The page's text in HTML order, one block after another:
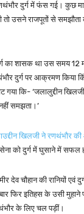
दुर्ग में फंस गई। कुछ
तो उसने राजपूतों से
का शासक था उस समय 12
दुर्ग पर आक्रमण किया
गया कि- ‘जलालुद्दीन
समझता।’
खिलजी ने रणथंभौर
को दुर्ग में घुसाने में सफल
देव चौहान की रानियों एवं
फिर इतिहस के उसी
के लिए चल पड़ीं।